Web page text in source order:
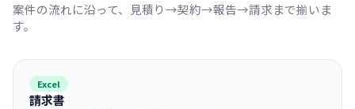
案件の流れに沿って、見積り→契約→報告→請求まで揃いま
す。
Excel
請求書